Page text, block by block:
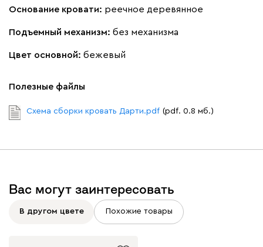
Основание кровати: реечное деревянное
Подъемный механизм: без механизма
Цвет основной: бежевый
Полезные файлы
Схема сборки кровать Дарти.pdf (pdf. 0.8 мб.)
Вас могут заинтересовать
В другом цвете Похожие товары